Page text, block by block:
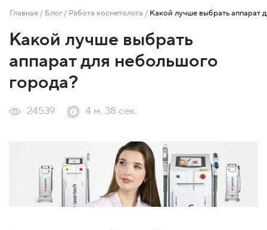
Главная / Блог / Работа косметолога /
Какой лучше выбрать
аппарат для небольшого
города?
24539 4 м. 38 сек.